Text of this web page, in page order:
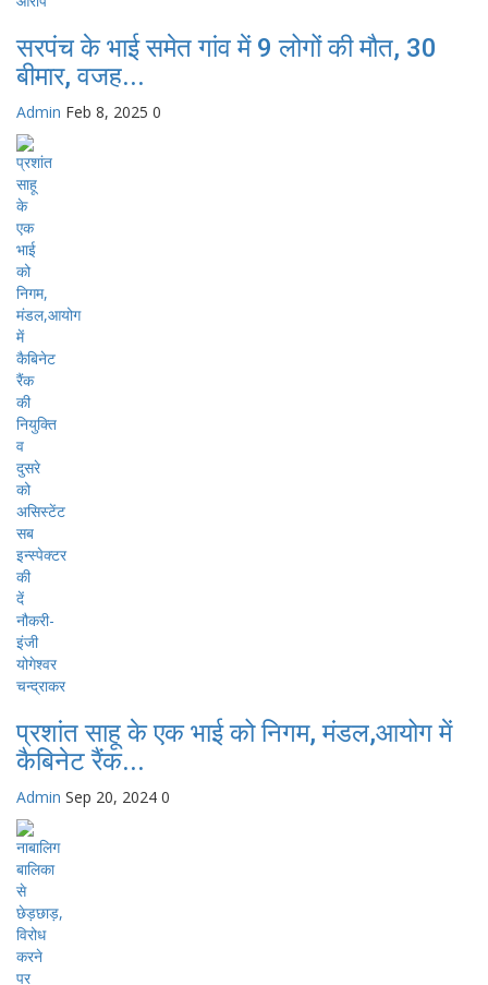
सरपंच के भाई समेत गांव में 9 लोगों की मौत, 30
बीमार, वजह...
Admin Feb 8, 2025 0
प्रशांत साहू के एक भाई को निगम, मंडल,आयोग में
कैबिनेट रैंक...
Admin Sep 20, 2024 0